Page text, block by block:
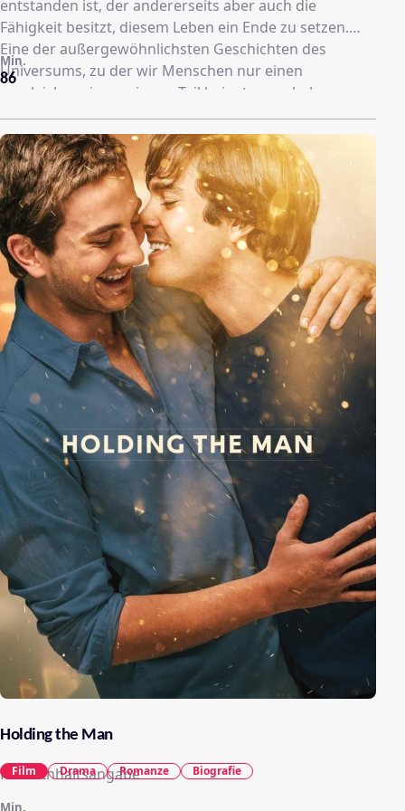
entstanden ist, der andererseits aber auch die
Fähigkeit besitzt, diesem Leben ein Ende zu setzen.
Eine der außergewöhnlichsten Geschichten des
Universums, zu der wir Menschen nur einen
vergleichsweise geringen Teil beigetragen haben.
86
Min.
Holding the Man
Keine Inhaltsangabe
Min.
Film Drama Romanze Biografie